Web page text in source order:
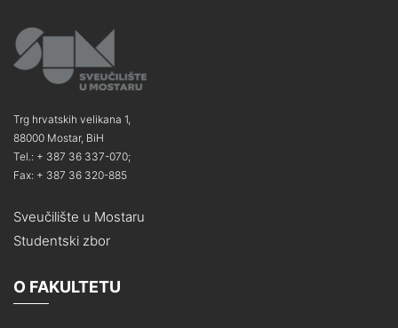
Trg hrvatskih velikana 1,
88000 Mostar, BiH
Tel.: + 387 36 337-070;
Fax: + 387 36 320-885
Sveučilište u Mostaru
Studentski zbor
O FAKULTETU